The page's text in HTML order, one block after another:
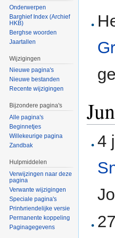
4
Onderwerpen
Barghief Index (Archief
HKB)
Berghse woorden
Jaartallen
Wijzigingen
Nieuwe pagina's
Nieuwe bestanden
Recente wijzigingen
Bijzondere pagina's
Alle pagina's
Beginnetjes
Willekeurige pagina
Zandbak
Hulpmiddelen
Verwijzingen naar deze
pagina
Verwante wijzigingen
Speciale pagina's
Printvriendelijke versie
Permanente koppeling
Paginagegevens